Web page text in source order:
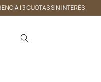
3 CUOTAS SIN INTERÉS